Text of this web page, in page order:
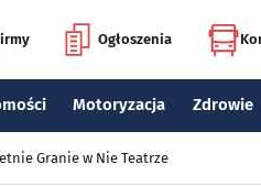
Ogłoszenia
Motoryzacja Zdrowie
Granie w Nie Teatrze